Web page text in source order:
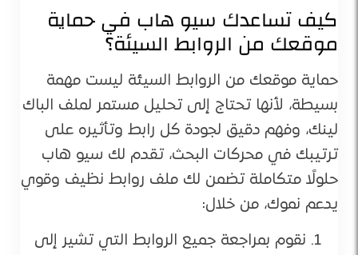
كيف تساعدك سيو هاب في حماية
موقعك من الروابط السيئة؟
حماية موقعك من الروابط السيئة ليست مهمة
بسيطة، لأنها تحتاج إلى تحليل مستمر لملف الباك
لينك، وفهم دقيق لجودة كل رابط وتأثيره على
ترتيبك في محركات البحث، تقدم لك سيو هاب
حلولًا متكاملة تضمن لك ملف روابط نظيف وقوي
يدعم نموك، من خلال:
نقوم بمراجعة جميع الروابط التي تشير إلى